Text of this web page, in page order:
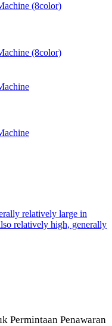
(8color)
(8color)
relatively large in
relatively high, generally
Permintaan Penawaran